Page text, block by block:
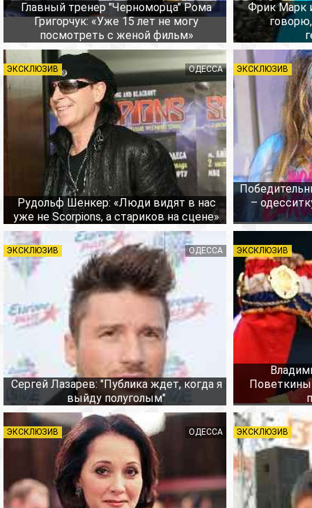
Главный тренер "Черноморца" Рома
Григорчук: «Уже 15 лет не могу
посмотреть с женой фильм»
Фрик Марк
Рудольф Шенкер: «Люди видят в нас
уже не Scorpions, а стариков на сцене»
ЭКСКЛЮЗИВ ОДЕССА
–
ЭКСКЛЮЗИВ
Сергей Лазарев: "Публика ждет, когда я
выйду полуголым"
ЭКСКЛЮЗИВ ОДЕССА ЭКСКЛЮЗИВ
ЭКСКЛЮЗИВ ОДЕССА ЭКСКЛЮЗИВ